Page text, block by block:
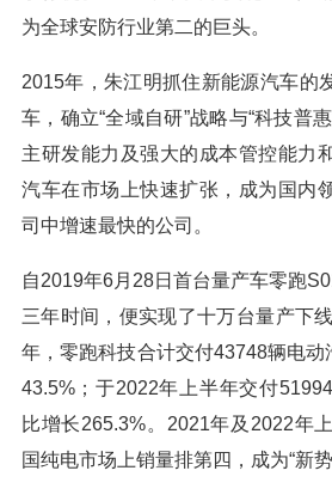
为全球安防行业第二的巨头。
2015年，朱江明抓住新能源汽车的
车，确立“全域自研”战略与“科技普
主研发能力及强大的成本管控能力
汽车在市场上快速扩张，成为国内
司中增速最快的公司。
自2019年6月28日首台量产车零跑
三年时间，便实现了十万台量产下
年，零跑科技合计交付43748辆电
43.5%；于2022年上半年交付
比增长265.3%。2021年及2022年
国纯电市场上销量排第四，成为“新势